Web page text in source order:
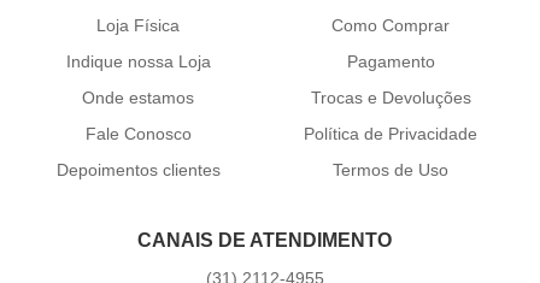
Loja Física
Indique nossa Loja
Onde estamos
Fale Conosco
Depoimentos clientes
Como Comprar
Pagamento
Trocas e Devoluções
Política de Privacidade
Termos de Uso
CANAIS DE ATENDIMENTO
(31) 2112-4955